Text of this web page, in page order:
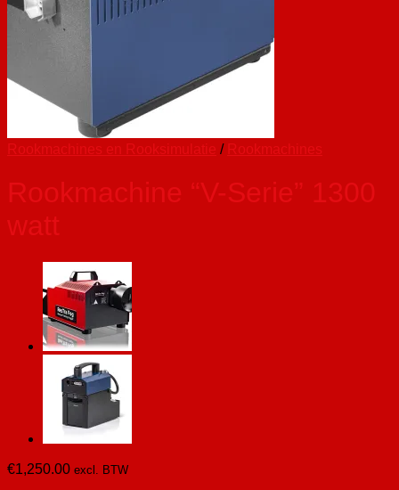
Rookmachines en Rooksimulatie / Rookmachines
Rookmachine “V-Serie” 1300
watt
€1,250.00 excl. BTW